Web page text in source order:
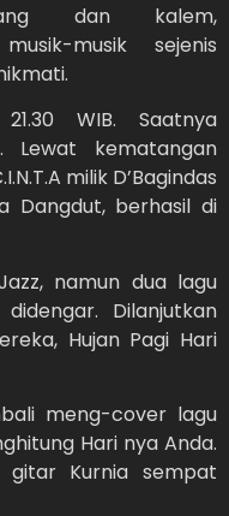
dan kalem,
musik sejenis
WIB. Saatnya
Lewat kematangan
milik D’Bagindas
Dangdut, berhasil di
namun dua lagu
Dilanjutkan
Hujan Pagi Hari
meng-cover lagu
Hari nya Anda.
Kurnia sempat